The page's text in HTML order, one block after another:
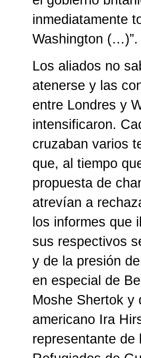
inmediatamente
Washington (…)”.
Los aliados no
atenerse y las
entre Londres y
intensificaron.
cruzaban varios
que, al tiempo
propuesta de
atrevían a
los informes que
sus respectivos
y de la presión
en especial de
Moshe Shertok y
americano Ira
representante de